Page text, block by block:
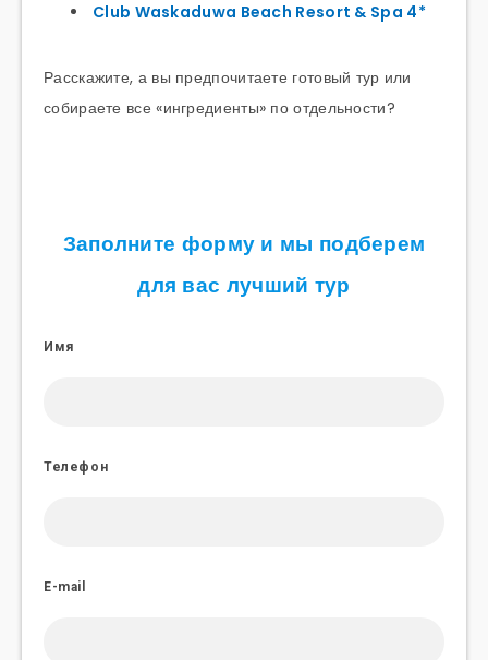
Club Waskaduwa Beach Resort & Spa 4*
Расскажите, а вы предпочитаете готовый тур или
собираете все «ингредиенты» по отдельности?
Заполните форму и мы подберем
для вас лучший тур
Имя
Телефон
E-mail